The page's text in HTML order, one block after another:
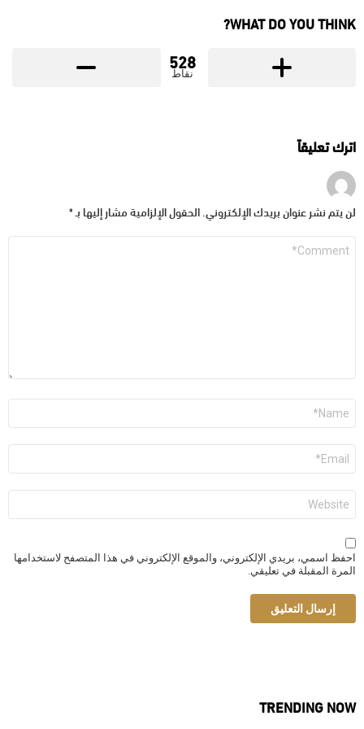
WHAT DO YOU THINK?
528
نقاط
اترك تعليقاً
لن يتم نشر عنوان بريدك الإلكتروني. الحقول الإلزامية مشار إليها بـ *
التعليق
الاسم
البريد
الإلكتروني
*
الموقع
الإلكتروني
احفظ اسمي، بريدي الإلكتروني، والموقع الإلكتروني في هذا المتصفح لاستخدامها
المرة المقبلة في تعليقي.
TRENDING NOW